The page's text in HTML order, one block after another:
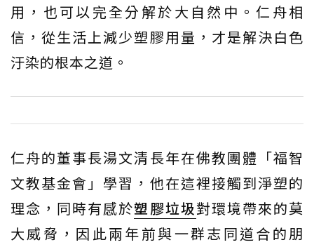
用，也可以完全分解於大自然中。仁舟相
信，從生活上減少塑膠用量，才是解決白色
汙染的根本之道。
仁舟的董事長湯文清長年在佛教團體「福智
文教基金會」學習，他在這裡接觸到淨塑的
理念，同時有感於塑膠垃圾對環境帶來的莫
大威脅，因此兩年前與一群志同道合的朋